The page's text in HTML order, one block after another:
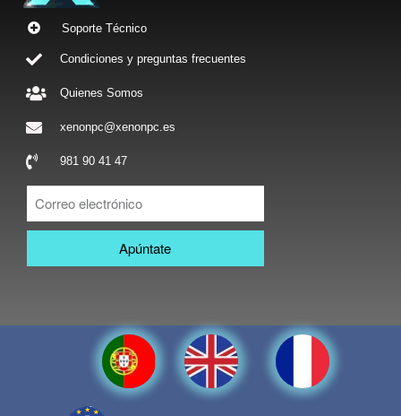
Soporte Técnico
Condiciones y preguntas frecuentes
Quienes Somos
xenonpc@xenonpc.es
981 90 41 47
Apúntate